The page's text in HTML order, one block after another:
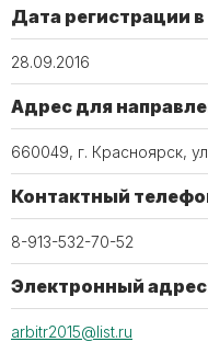
Дата регистрации в
28.09.2016
Адрес для
660049, г. Красноярск,
Контактный
8-913-532-70-52
Электронный
arbitr2015@list.ru